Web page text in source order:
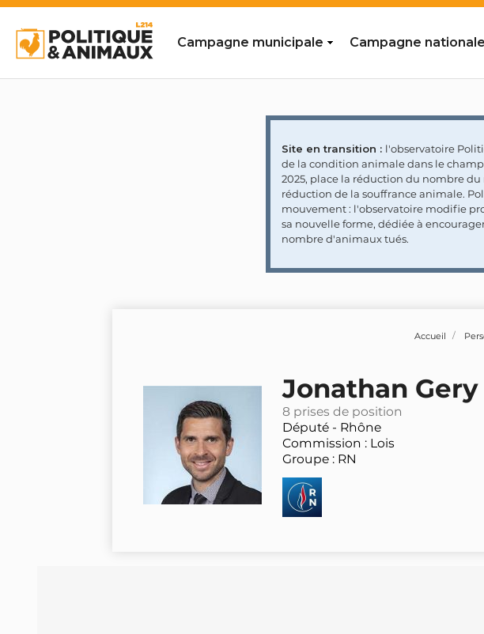
Campagne municipale Campagne nationale
Site en transition : l'observatoire
de la condition animale dans le
2025, place la réduction du nombre
réduction de la souffrance animale.
mouvement : l'observatoire modifie
sa nouvelle forme, dédiée à
nombre d'animaux tués.
Accueil
Jonathan Gery
8 prises de position
Député - Rhône
Commission : Lois
Groupe : RN